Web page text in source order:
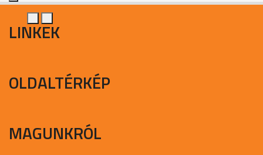
LINKEK
OLDALTÉRKÉP
MAGUNKRÓL